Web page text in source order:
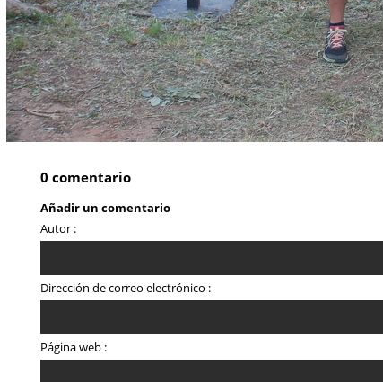
0 comentario
Añadir un comentario
Autor :
Dirección de correo electrónico :
Página web :